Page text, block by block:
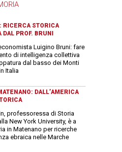
RICERCA STORICA
DAL PROF. BRUNI
Luigino Bruni: fare
di intelligenza collettiva
dal basso dei Monti
Italia
DALL’AMERICA
professoressa di Storia
New York University, è a
in Matenano per ricerche
ebraica nelle Marche